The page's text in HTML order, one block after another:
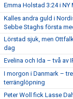
Emma Holstad 3:24 i NY
Kalles andra guld i
Sebbe Staghs första
Lörstad sjuk, men
dag
Evelina och Ida – två av
I morgon i Danmark –
terränglöpning
Peter Woll fick Lasse